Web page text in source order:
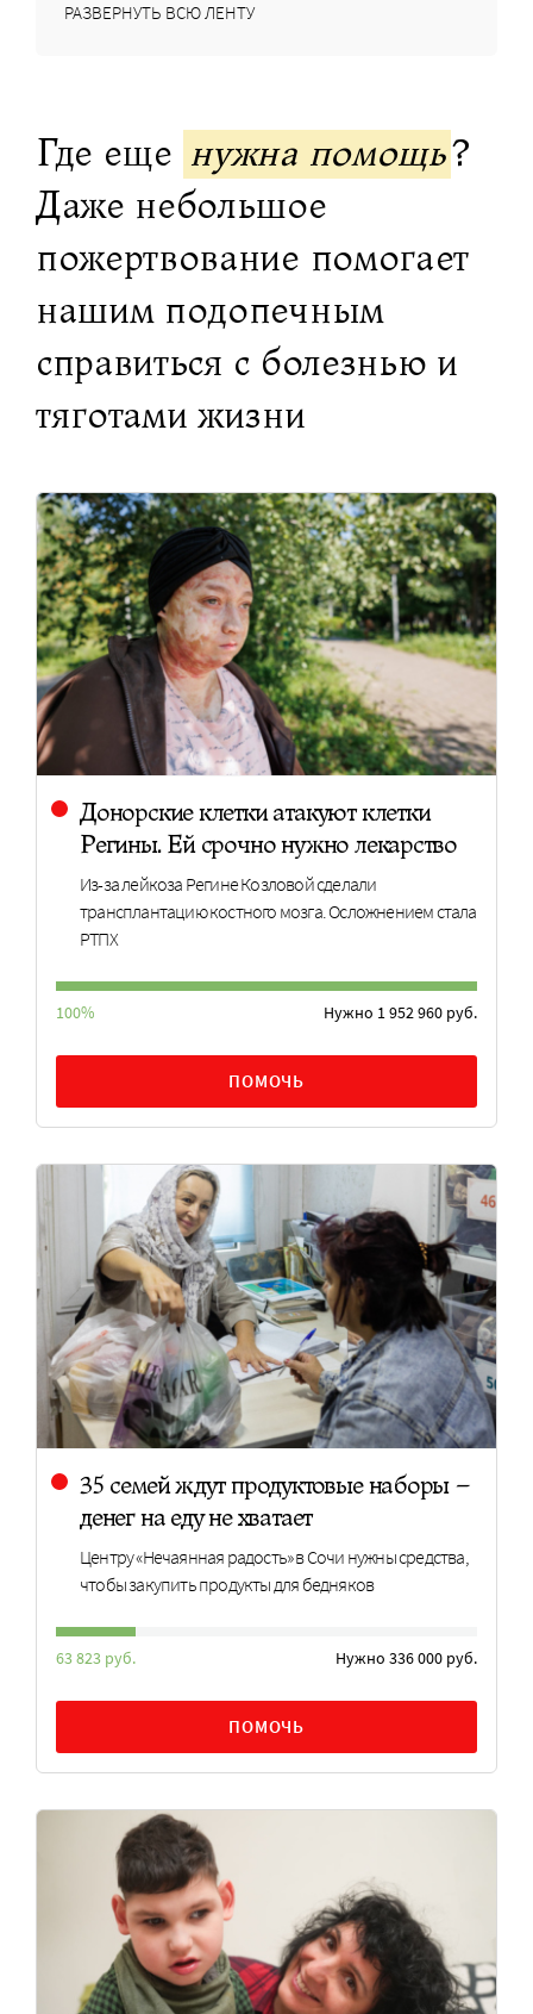
РАЗВЕРНУТЬ ВСЮ ЛЕНТУ
Где еще нужна помощь?
Даже небольшое
пожертвование помогает
нашим подопечным
справиться с болезнью и
тяготами жизни
Донорские клетки атакуют клетки
Регины. Ей срочно нужно лекарство
Из-за лейкоза Регине Козловой сделали
трансплантацию костного мозга. Осложнением стала
РТПХ
100% Нужно 1 952 960 руб.
ПОМОЧЬ
35 семей ждут продуктовые наборы –
денег на еду не хватает
Центру «Нечаянная радость» в Сочи нужны средства,
чтобы закупить продукты для бедняков
63 823 руб. Нужно 336 000 руб.
ПОМОЧЬ